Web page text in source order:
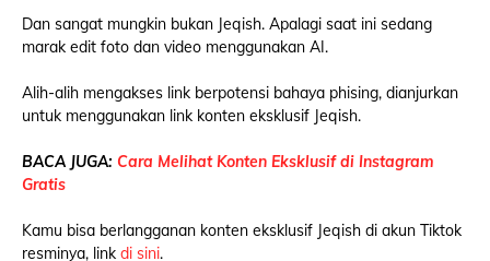
Dan sangat mungkin bukan Jeqish. Apalagi saat ini sedang
marak edit foto dan video menggunakan AI.
Alih-alih mengakses link berpotensi bahaya phising, dianjurkan
untuk menggunakan link konten eksklusif Jeqish.
BACA JUGA: Cara Melihat Konten Eksklusif di Instagram
Gratis
Kamu bisa berlangganan konten eksklusif Jeqish di akun Tiktok
resminya, link di sini.